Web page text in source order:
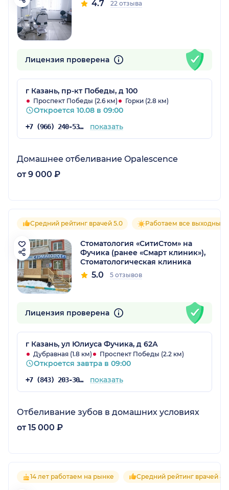
4.7 22 отзыва
Лицензия проверена
г Казань, пр-кт Победы, д 100
Проспект Победы (2.6 км) Горки (2.8 км)
Откроется 10.08 в 09:00
+7 (966) 240-53-40 показать
Домашнее отбеливание Opalescence
от 9 000 ₽
Средний рейтинг врачей 5.0 Работаем все выходные
Стоматология «СитиСтом» на
Фучика (ранее «Смарт клиник»),
Стоматологическая клиника
5.0 5 отзывов
Лицензия проверена
г Казань, ул Юлиуса Фучика, д 62А
Дубравная (1.8 км) Проспект Победы (2.2 км)
Откроется завтра в 09:00
+7 (843) 203-30-37 показать
Отбеливание зубов в домашних условиях
от 15 000 ₽
14 лет работаем на рынке Средний рейтинг врачей 4.9